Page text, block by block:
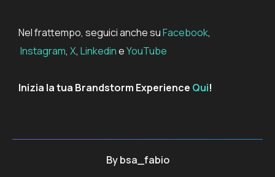
Nel frattempo, seguici anche suFacebook,
Instagram, X, LinkedineYouTube
Inizia la tua Brandstorm Experience Qui!
Bybsa_fabio